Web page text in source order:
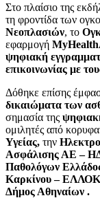
Στο πλαίσιο της
τη φροντίδα των
Νεοπλασιών, το
εφαρμογή
ψηφιακή
επικοινωνίας με
Δόθηκε επίσης
δικαιώματα των
σημασία της
ομιλητές από
Υγείας, την
Ασφάλισης ΑΕ –
Παθολόγων
Καρκίνου –
Δήμος Αθηναίων .